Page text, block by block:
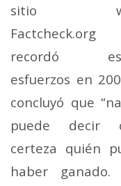
sitio
Factcheck.org
recordó
esfuerzos en
concluyó que
puede decir
certeza quién
haber ganado.